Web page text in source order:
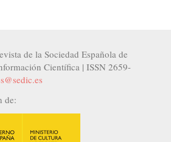
de la Sociedad Española de
Científica | ISSN 2659-
de: